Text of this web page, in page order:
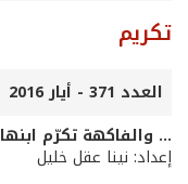
تكريم
العدد 371 - أيار 2016
... والفاكهة تكرّم ابنها
إعداد: نينا عقل خليل